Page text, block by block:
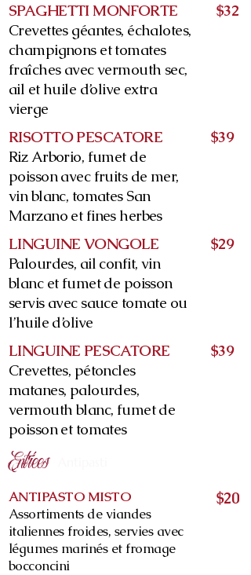
SPAGHETTI MONFORTE
Crevettes géantes, échalotes,
champignons et tomates
fraîches avec vermouth sec,
ail et huile d’olive extra
vierge
$32
RISOTTO PESCATORE
Riz Arborio, fumet de
poisson avec fruits de mer,
vin blanc, tomates San
Marzano et fines herbes
$39
LINGUINE VONGOLE
Palourdes, ail confit, vin
blanc et fumet de poisson
servis avec sauce tomate ou
l’huile d’olive
$29
LINGUINE PESCATORE
Crevettes, pétoncles
matanes, palourdes,
vermouth blanc, fumet de
poisson et tomates
$39
Entrées
ANTIPASTO MISTO
Assortiments de viandes
italiennes froides, servies avec
légumes marinés et fromage
bocconcini
$20